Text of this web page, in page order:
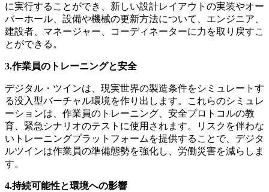
に実行することができ、新しい設計レイアウトの実装やオー
バーホール、設備や機械の更新方法について、エンジニア、
建設者、マネージャー、コーディネーターに力を取り戻すこ
とができる。
3.作業員のトレーニングと安全
デジタル・ツインは、現実世界の製造条件をシミュレートす
る没入型バーチャル環境を作り出します。これらのシミュレ
ーションは、作業員のトレーニング、安全プロトコルの教
育、緊急シナリオのテストに使用されます。リスクを伴わな
いトレーニングプラットフォームを提供することで、デジタ
ルツインは作業員の準備態勢を強化し、労働災害を減らしま
す。
4.持続可能性と環境への影響